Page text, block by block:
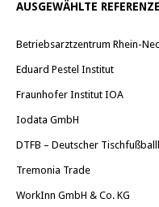
AUSGEWÄHLTE
Betriebsarztzentrum Rhein-
Eduard Pestel Institut
Fraunhofer Institut IOA
Iodata GmbH
DTFB – Deutscher
Tremonia Trade
WorkInn GmbH & Co. KG